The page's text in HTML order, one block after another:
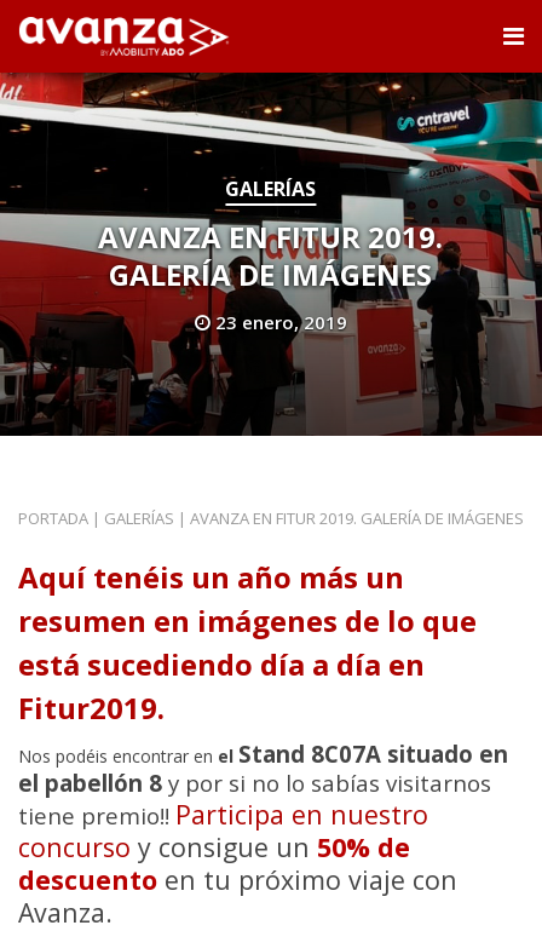
GALERÍAS
AVANZA EN FITUR 2019.
GALERÍA DE IMÁGENES
23 enero, 2019
PORTADA | GALERÍAS | AVANZA EN FITUR 2019. GALERÍA DE IMÁGENES
Aquí tenéis un año más un
resumen en imágenes de lo que
está sucediendo día a día en
Fitur2019.
Nos podéis encontrar en el Stand 8C07A situado en
el pabellón 8 y por si no lo sabías visitarnos
tiene premio!! Participa en nuestro
concurso y consigue un 50% de
descuento en tu próximo viaje con
Avanza.